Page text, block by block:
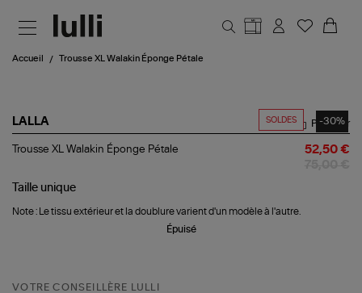
Accueil Trousse XL Walakin Éponge Pétale
SOLDES -30%
LALLA
Trousse
Éponge
Partager
Trousse XL Walakin Éponge Pétale 52,50 €
Taille unique
Note : Le tissu extérieur et la doublure varient d'un modèle à l'autre.
Épuisé
VOTRE CONSEILLÈRE LULLI